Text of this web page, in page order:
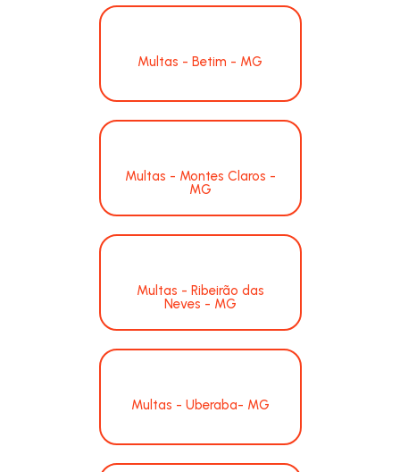
Multas - Betim - MG
Multas - Montes Claros -
MG
Multas - Ribeirão das
Neves - MG
Multas - Uberaba- MG